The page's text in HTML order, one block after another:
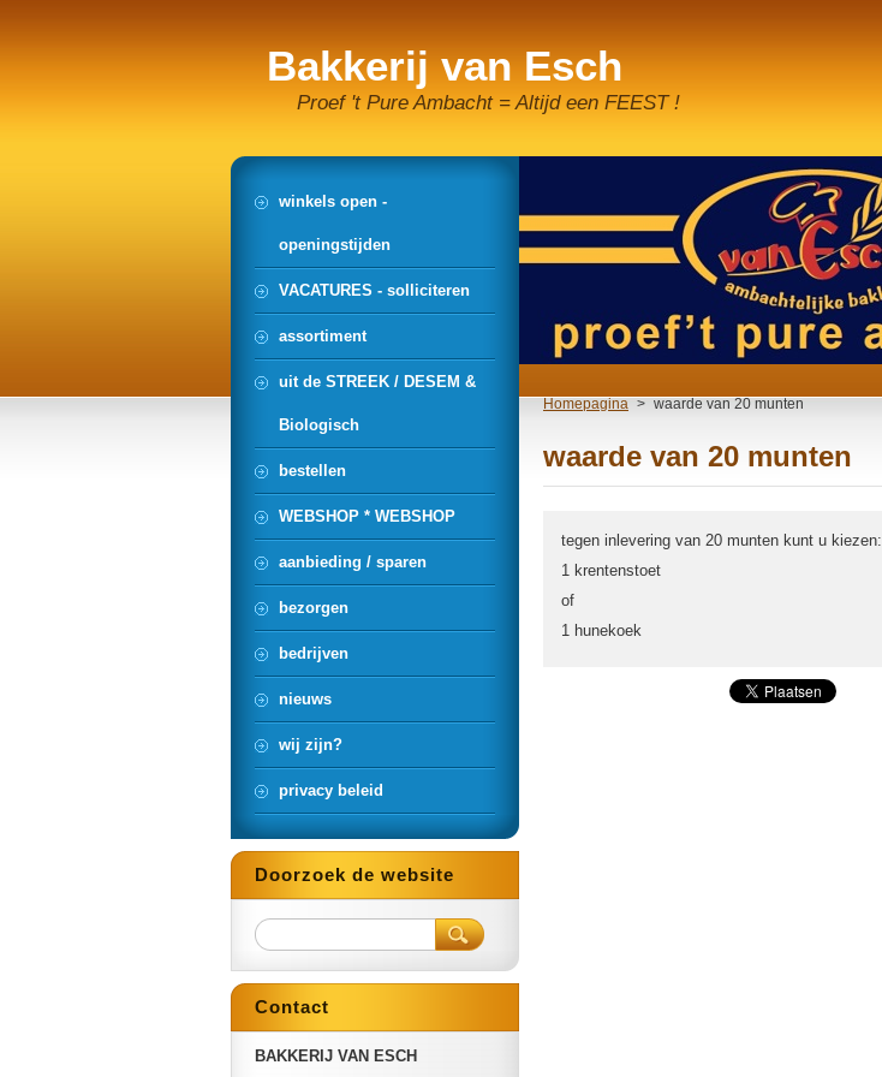
Bakkerij van Esch
Proef 't Pure Ambacht = Altijd een FEEST !
Homepagina > waarde van 20 munten
waarde van 20 munten
tegen inlevering van 20 munten kunt u kiezen:
1 krentenstoet
of
1 hunekoek
winkels open -
openingstijden
VACATURES - solliciteren
assortiment
uit de STREEK / DESEM &
Biologisch
bestellen
WEBSHOP * WEBSHOP
aanbieding / sparen
bezorgen
bedrijven
nieuws
wij zijn?
privacy beleid
Doorzoek de website
Contact
BAKKERIJ VAN ESCH